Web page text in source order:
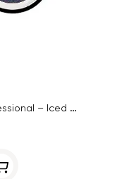
DRY UV COLOR GEL Inginails Professional – Iced Latte 69, 5ml